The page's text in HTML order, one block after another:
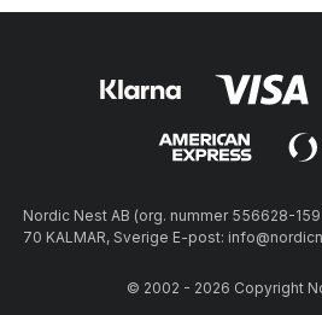
Nordic Nest AB (org. nummer 556628-
70 KALMAR, Sverige E-post:
© 2002 - 2026 Copyright